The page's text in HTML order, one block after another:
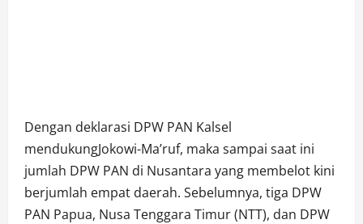
Dengan deklarasi DPW PAN Kalsel
mendukungJokowi-Ma’ruf, maka sampai saat ini
jumlah DPW PAN di Nusantara yang membelot kini
berjumlah empat daerah. Sebelumnya, tiga DPW
PAN Papua, Nusa Tenggara Timur (NTT), dan DPW